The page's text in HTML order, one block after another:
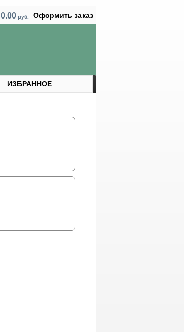
Оформить заказ
0.00 руб.
ИЗБРАННОЕ